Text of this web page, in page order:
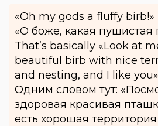
«Oh my gods a fluffy birb!»
«О боже, какая пушистая
That’s basically «Look at
beautiful birb with nice
and nesting, and I like
Одним словом тут:
здоровая красивая
есть хорошая